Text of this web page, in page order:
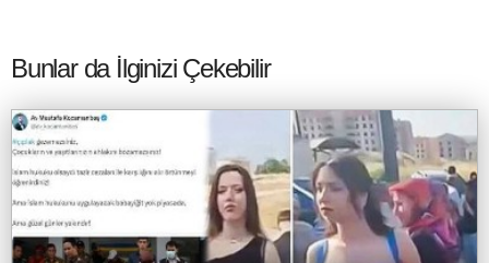
Bunlar da İlginizi Çekebilir